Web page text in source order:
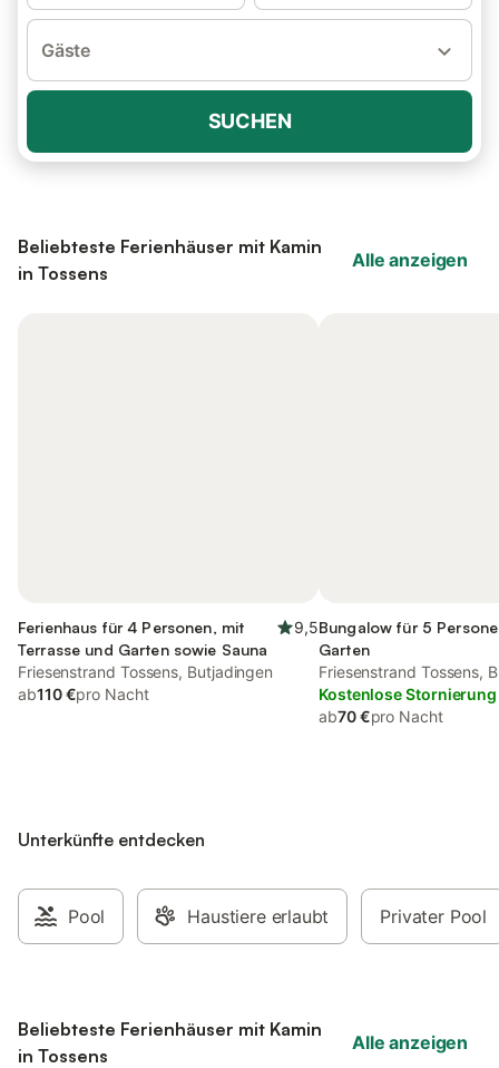
Gäste
SUCHEN
Beliebteste Ferienhäuser mit Kamin
in Tossens
Alle anzeigen
Ferienhaus für 4 Personen, mit
Terrasse und Garten sowie Sauna
9,5
Friesenstrand Tossens, Butjadingen
ab110 €pro Nacht
Bungalow für 5
Garten
Friesenstrand Tossens,
Kostenlose Stornierung
ab70 €pro Nacht
Unterkünfte entdecken
Pool Haustiere erlaubt Privater Pool
Beliebteste Ferienhäuser mit Kamin
in Tossens
Alle anzeigen